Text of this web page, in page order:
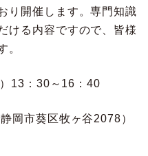
り開催します。専門知識
ける内容ですので、皆様
。
13：30～16：40
岡市葵区牧ヶ谷2078）